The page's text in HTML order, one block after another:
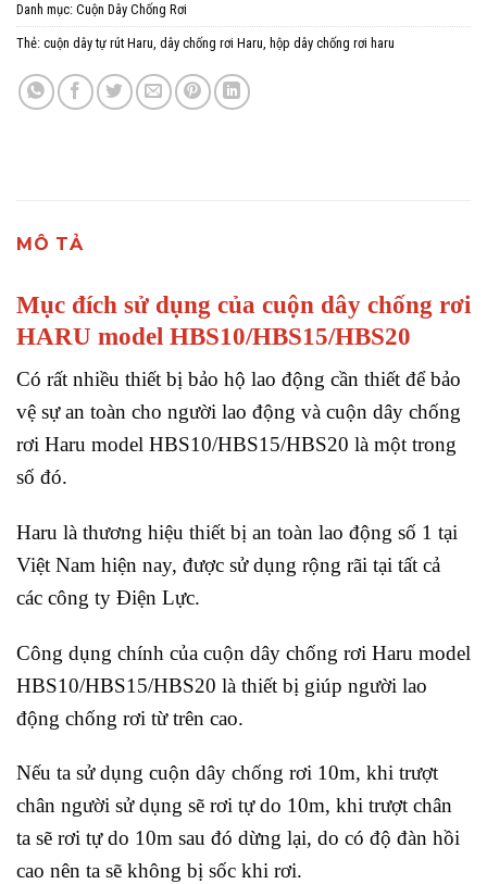
Danh mục: Cuộn Dây Chống Rơi
Thẻ: cuộn dây tự rút Haru, dây chống rơi Haru, hộp dây chống rơi haru
MÔ TẢ
Mục đích sử dụng của cuộn dây chống rơi
HARU model HBS10/HBS15/HBS20
Có rất nhiều thiết bị bảo hộ lao động cần thiết để bảo
vệ sự an toàn cho người lao động và cuộn dây chống
rơi Haru model HBS10/HBS15/HBS20 là một trong
số đó.
Haru là thương hiệu thiết bị an toàn lao động số 1 tại
Việt Nam hiện nay, được sử dụng rộng rãi tại tất cả
các công ty Điện Lực.
Công dụng chính của cuộn dây chống rơi Haru model
HBS10/HBS15/HBS20 là thiết bị giúp người lao
động chống rơi từ trên cao.
Nếu ta sử dụng cuộn dây chống rơi 10m, khi trượt
chân người sử dụng sẽ rơi tự do 10m, khi trượt chân
ta sẽ rơi tự do 10m sau đó dừng lại, do có độ đàn hồi
cao nên ta sẽ không bị sốc khi rơi.